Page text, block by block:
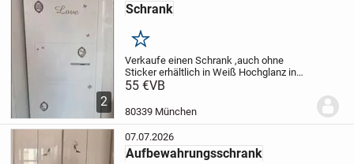
2
Schrank
Merken
Verkaufe einen Schrank ,auch ohne
Sticker erhältlich in Weiß Hochglanz in
einem sehr gutem Zustand.
55 €VB
80339 München
07.07.2026
Aufbewahrungsschrank